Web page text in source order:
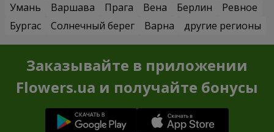
Умань
Варшава Прага Вена Берлин
Ревное
Бургас
Солнечный берег Варна другие регионы
Заказывайте в приложении
Flowers.ua и получайте бонусы